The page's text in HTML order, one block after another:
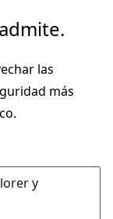
las
más
y